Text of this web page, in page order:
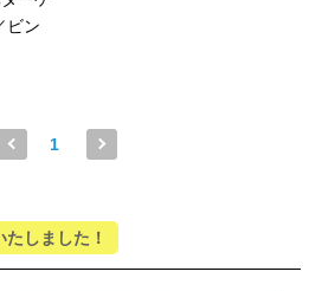
ビン
1
しました！